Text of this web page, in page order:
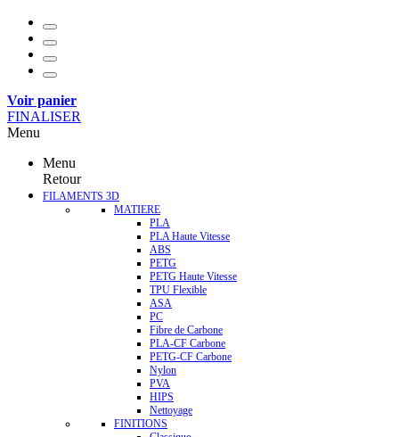
Voir panier
FINALISER
Menu
Menu
Retour
FILAMENTS 3D
MATIERE
PLA
PLA Haute Vitesse
ABS
PETG
PETG Haute Vitesse
TPU Flexible
ASA
PC
Fibre de Carbone
PLA-CF Carbone
PETG-CF Carbone
Nylon
PVA
HIPS
Nettoyage
FINITIONS